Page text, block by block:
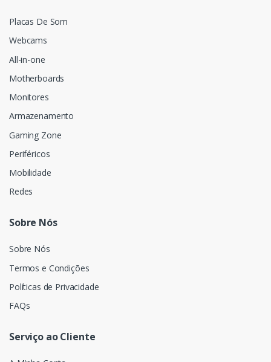
Placas De Som
Webcams
All-in-one
Motherboards
Monitores
Armazenamento
Gaming Zone
Periféricos
Mobilidade
Redes
Sobre Nós
Sobre Nós
Termos e Condições
Políticas de Privacidade
FAQs
Serviço ao Cliente